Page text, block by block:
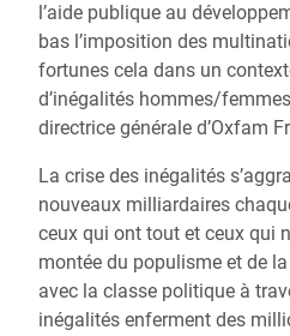
l’aide publique au
bas l’imposition des
fortunes cela dans un
d’inégalités hommes/
directrice générale d’Oxfam
La crise des inégalités
nouveaux milliardaires
ceux qui ont tout et ceux qui
montée du populisme et de
avec la classe politique à
inégalités enferment des